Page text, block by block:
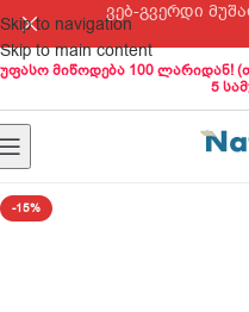
Skip to navigation
Skip to main content
ვებ-გვერდი
უფასო მიწოდება 100 ლარიდან!
5
-15%